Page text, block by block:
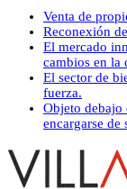
Venta de
Reconexión
El mercado
cambios en la
El sector de
fuerza.
Objeto debajo
encargarse de